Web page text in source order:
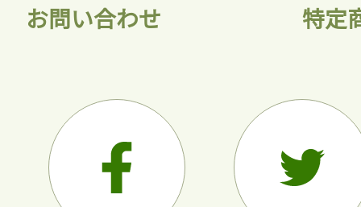
お問い合わせ 特定